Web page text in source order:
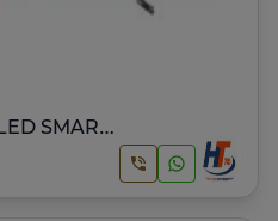
Téléviseur Hisense 75" LED SMART VIDAA